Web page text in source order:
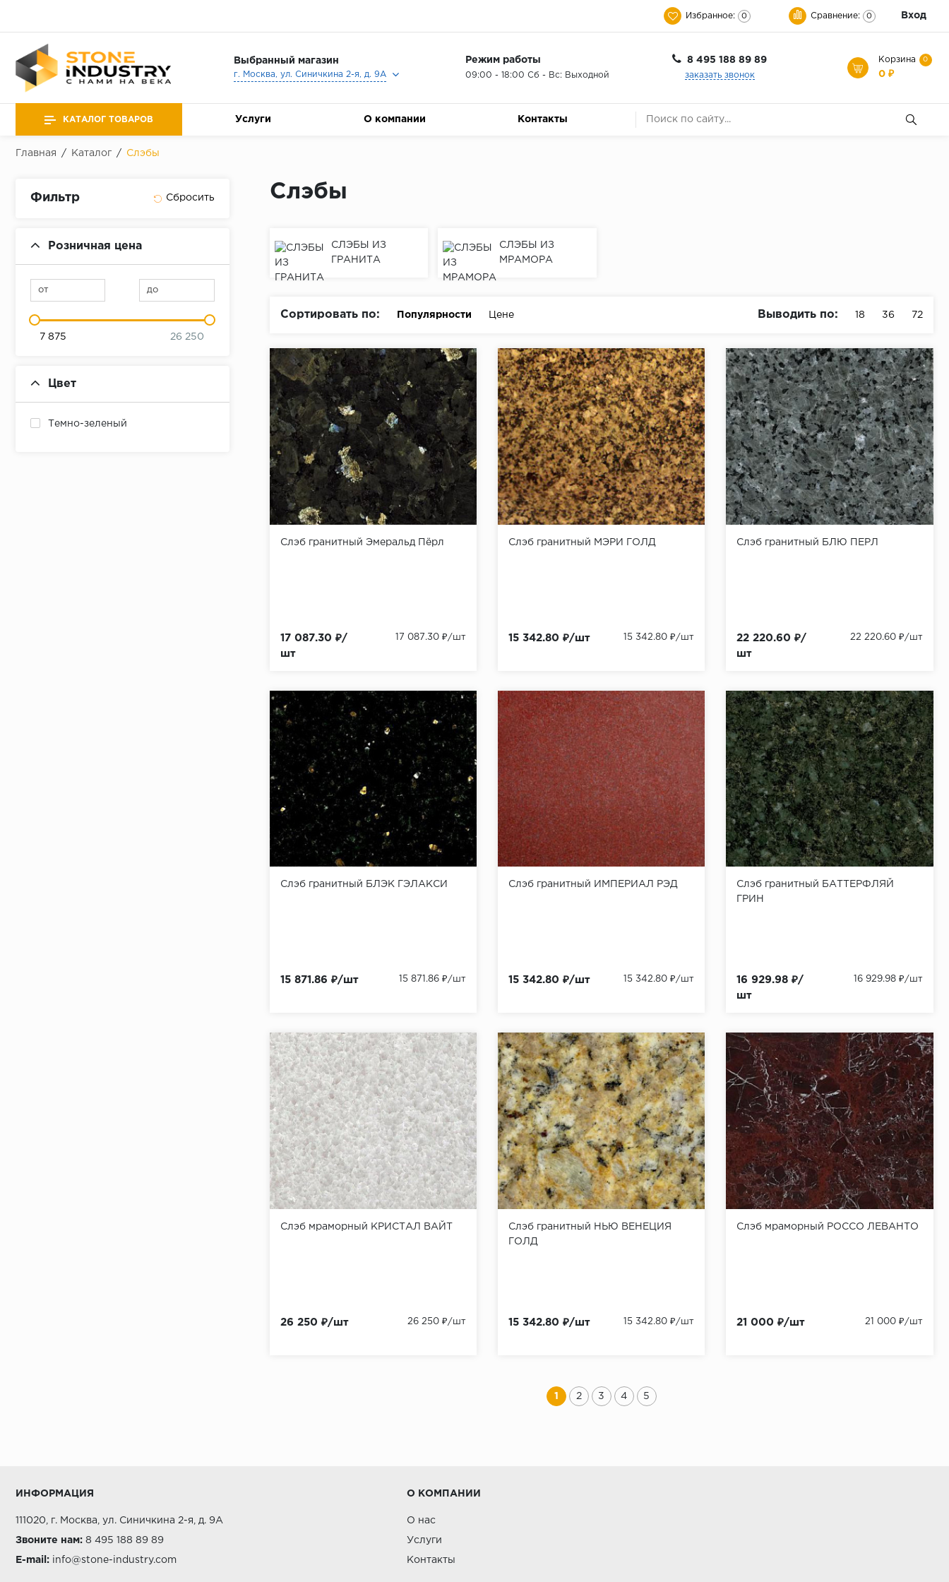
Избранное: 0 Сравнение: 0 Вход
Выбранный магазин
г. Москва, ул. Синичкина 2-я, д. 9А
Режим работы
09:00 - 18:00 Сб - Вс: Выходной
8 495 188 89 89
заказать звонок
Корзина 0
0 ₽
КАТАЛОГ ТОВАРОВ Услуги О компании Контакты
Главная / Каталог / Слэбы
Фильтр
Розничная цена
от до
7 875 26 250
Цвет
Темно-зеленый
Слэбы
СЛЭБЫ ИЗ
ГРАНИТА
СЛЭБЫ ИЗ
МРАМОРА
Сортировать по: Популярности Цене Выводить по: 18 36 72
Слэб гранитный Эмеральд Пёрл
17 087.30 ₽/
шт
17 087.30 ₽/шт
Слэб гранитный МЭРИ ГОЛД
15 342.80 ₽/шт 15 342.80 ₽/шт
Слэб гранитный БЛЮ ПЕРЛ
22 220.60 ₽/
шт
22 220.60 ₽/шт
Слэб гранитный БЛЭК ГЭЛАКСИ
15 871.86 ₽/шт 15 871.86 ₽/шт
Слэб гранитный ИМПЕРИАЛ РЭД
15 342.80 ₽/шт 15 342.80 ₽/шт
Слэб гранитный БАТТЕРФЛЯЙ
ГРИН
16 929.98 ₽/
шт
16 929.98 ₽/шт
Слэб мраморный КРИСТАЛ ВАЙТ
26 250 ₽/шт 26 250 ₽/шт
Слэб гранитный НЬЮ ВЕНЕЦИЯ
ГОЛД
15 342.80 ₽/шт 15 342.80 ₽/шт
Слэб мраморный РОССО ЛЕВАНТО
21 000 ₽/шт 21 000 ₽/шт
1 2 3 4 5
ИНФОРМАЦИЯ
111020, г. Москва, ул. Синичкина 2-я, д. 9А
Звоните нам: 8 495 188 89 89
E-mail: info@stone-industry.com
О КОМПАНИИ
О нас
Услуги
Контакты